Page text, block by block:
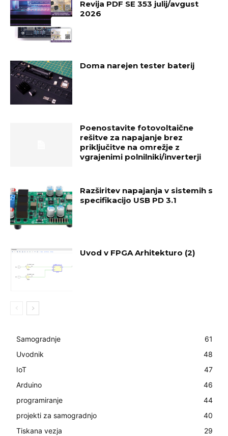
Revija PDF SE 353 julij/avgust
2026
Doma narejen tester baterij
Poenostavite fotovoltaične
rešitve za napajanje brez
priključitve na omrežje z
vgrajenimi polnilniki/inverterji
Razširitev napajanja v sistemih s
specifikacijo USB PD 3.1
Uvod v FPGA Arhitekturo (2)
Samogradnje
61
Uvodnik
48
IoT
47
Arduino
46
programiranje
44
projekti za samogradnjo
40
Tiskana vezja
29